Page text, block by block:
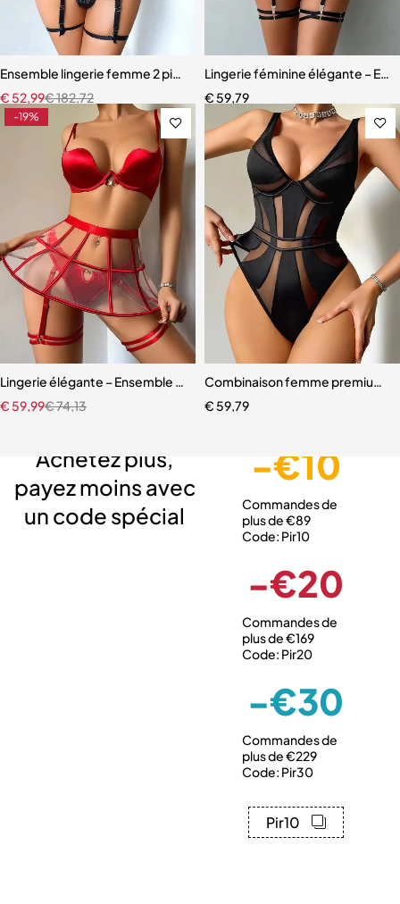
Ensemble lingerie femme 2 pièces – Dentelle à cils et broderie
€182,72
€ 52,99
Lingerie féminine élégante –
€ 59,79
-19%
Lingerie élégante – Ensemble avec soutien-gorge à armatures et
€74,13
€ 59,99
Combinaison femme premium
€ 59,79
Achetez plus,
payez moins avec
un code spécial
-€10
Commandes de
plus de €89
Code: Pir10
-€20
Commandes de
plus de €169
Code: Pir20
-€30
Commandes de
plus de €229
Code: Pir30
Pir10